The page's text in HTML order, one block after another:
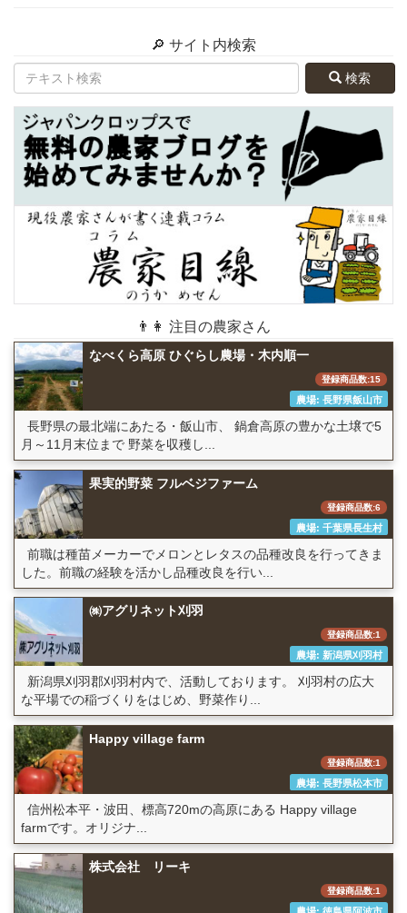
🔎 サイト内検索
検索
👨👩 注目の農家さん
なべくら高原 ひぐらし農場・木内順一
登録商品数:15
農場: 長野県飯山市
長野県の最北端にあたる・飯山市、 鍋倉高原の豊かな土壌で5
月～11月末位まで 野菜を収穫し...
果実的野菜 フルベジファーム
登録商品数:6
農場: 千葉県長生村
前職は種苗メーカーでメロンとレタスの品種改良を行ってきま
した。前職の経験を活かし品種改良を行い...
㈱アグリネット刈羽
登録商品数:1
農場: 新潟県刈羽村
新潟県刈羽郡刈羽村内で、活動しております。 刈羽村の広大
な平場での稲づくりをはじめ、野菜作り...
Happy village farm
登録商品数:1
農場: 長野県松本市
信州松本平・波田、標高720mの高原にある Happy village
farmです。オリジナ...
株式会社 リーキ
登録商品数:1